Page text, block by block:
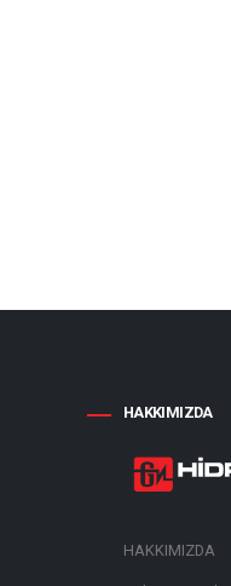
HAKKIMIZDA
HAKKIMIZDA